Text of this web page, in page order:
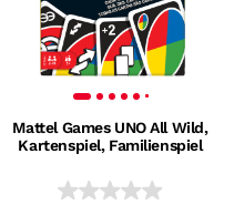
Mattel Games UNO All Wild,
Kartenspiel, Familienspiel